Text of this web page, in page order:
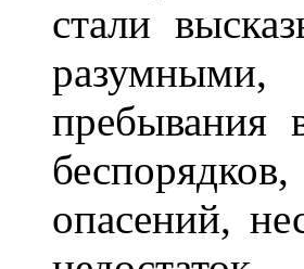
стали
пребывания
опасений,